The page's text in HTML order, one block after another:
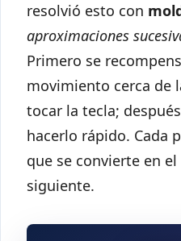
resolvió esto con
aproximaciones
Primero se
movimiento cerca de
tocar la tecla;
hacerlo rápido. Cada
que se convierte en
siguiente.